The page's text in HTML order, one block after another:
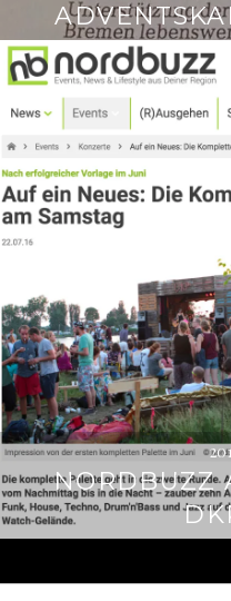
NORDBUZZ